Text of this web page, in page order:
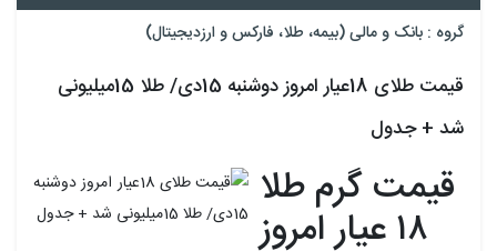
گروه :بانک و مالی (بیمه، طلا، فارکس و ارزدیجیتال)
قیمت طلای 18عیار امروز دوشنبه 15دی/ طلا 15میلیونی
شد + جدول
قیمت گرم طلا
۱۸ عیار امروز